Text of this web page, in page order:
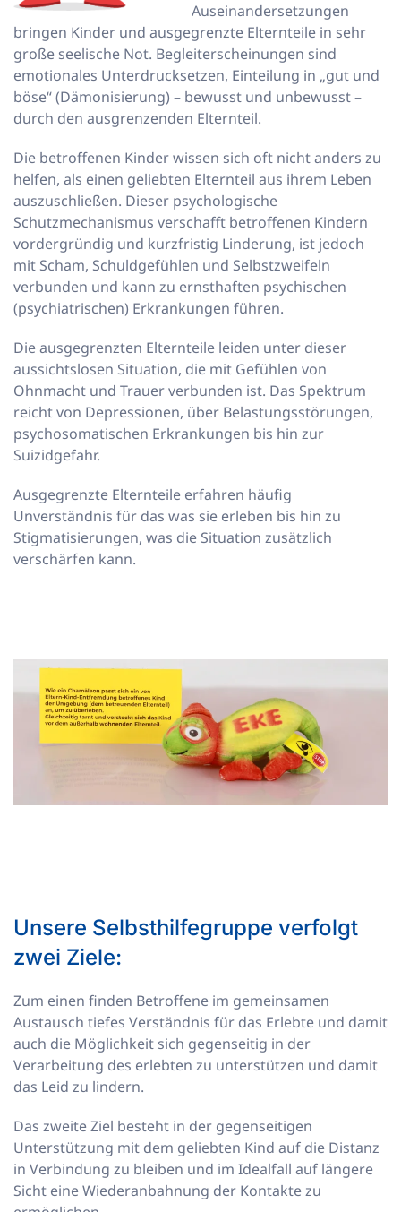
Auseinandersetzungen
bringen Kinder und ausgegrenzte Elternteile in sehr
große seelische Not. Begleiterscheinungen sind
emotionales Unterdrucksetzen, Einteilung in „gut und
böse“ (Dämonisierung) – bewusst und unbewusst –
durch den ausgrenzenden Elternteil.
Die betroffenen Kinder wissen sich oft nicht anders zu
helfen, als einen geliebten Elternteil aus ihrem Leben
auszuschließen. Dieser psychologische
Schutzmechanismus verschafft betroffenen Kindern
vordergründig und kurzfristig Linderung, ist jedoch
mit Scham, Schuldgefühlen und Selbstzweifeln
verbunden und kann zu ernsthaften psychischen
(psychiatrischen) Erkrankungen führen.
Die ausgegrenzten Elternteile leiden unter dieser
aussichtslosen Situation, die mit Gefühlen von
Ohnmacht und Trauer verbunden ist. Das Spektrum
reicht von Depressionen, über Belastungsstörungen,
psychosomatischen Erkrankungen bis hin zur
Suizidgefahr.
Ausgegrenzte Elternteile erfahren häufig
Unverständnis für das was sie erleben bis hin zu
Stigmatisierungen, was die Situation zusätzlich
verschärfen kann.
Unsere Selbsthilfegruppe verfolgt
zwei Ziele:
Zum einen finden Betroffene im gemeinsamen
Austausch tiefes Verständnis für das Erlebte und damit
auch die Möglichkeit sich gegenseitig in der
Verarbeitung des erlebten zu unterstützen und damit
das Leid zu lindern.
Das zweite Ziel besteht in der gegenseitigen
Unterstützung mit dem geliebten Kind auf die Distanz
in Verbindung zu bleiben und im Idealfall auf längere
Sicht eine Wiederanbahnung der Kontakte zu